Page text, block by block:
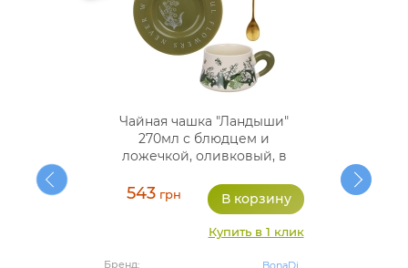
Чайная чашка "Ландыши"
270мл с блюдцем и
ложечкой, оливковый, в
543 грн
Купить в 1 клик
Бренд:
BonaDi